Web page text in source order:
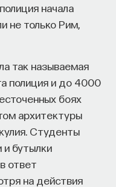
начала
не только Рим,
так называемая
полиция и до 4000
боях
архитектуры
Студенты
и бутылки
ответ
на действия